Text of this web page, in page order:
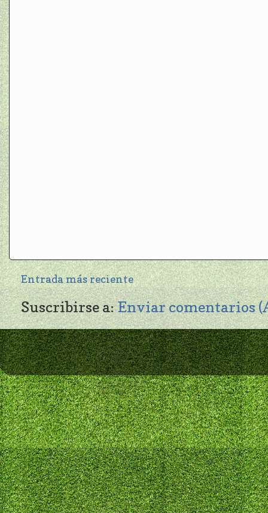
Entrada más reciente
Suscribirse a:Enviar comentarios